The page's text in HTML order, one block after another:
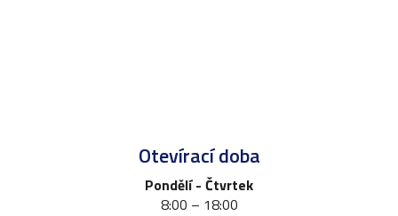
Otevírací doba
Pondělí - Čtvrtek
8:00 – 18:00